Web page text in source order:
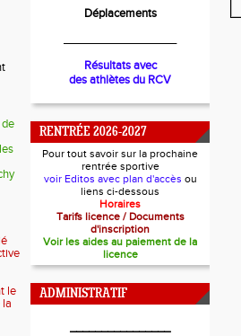
le
Déplacements
Résultats avec
des athlètes du RCV
RENTRÉE 2026-2027
Pour tout savoir sur la prochaine
rentrée sportive
voir Editos avec plan d'accès ou
liens ci-dessous
Horaires
Tarifs licence / Documents
d'inscription
Voir les aides au paiement de la
licence
ADMINISTRATIF
________________